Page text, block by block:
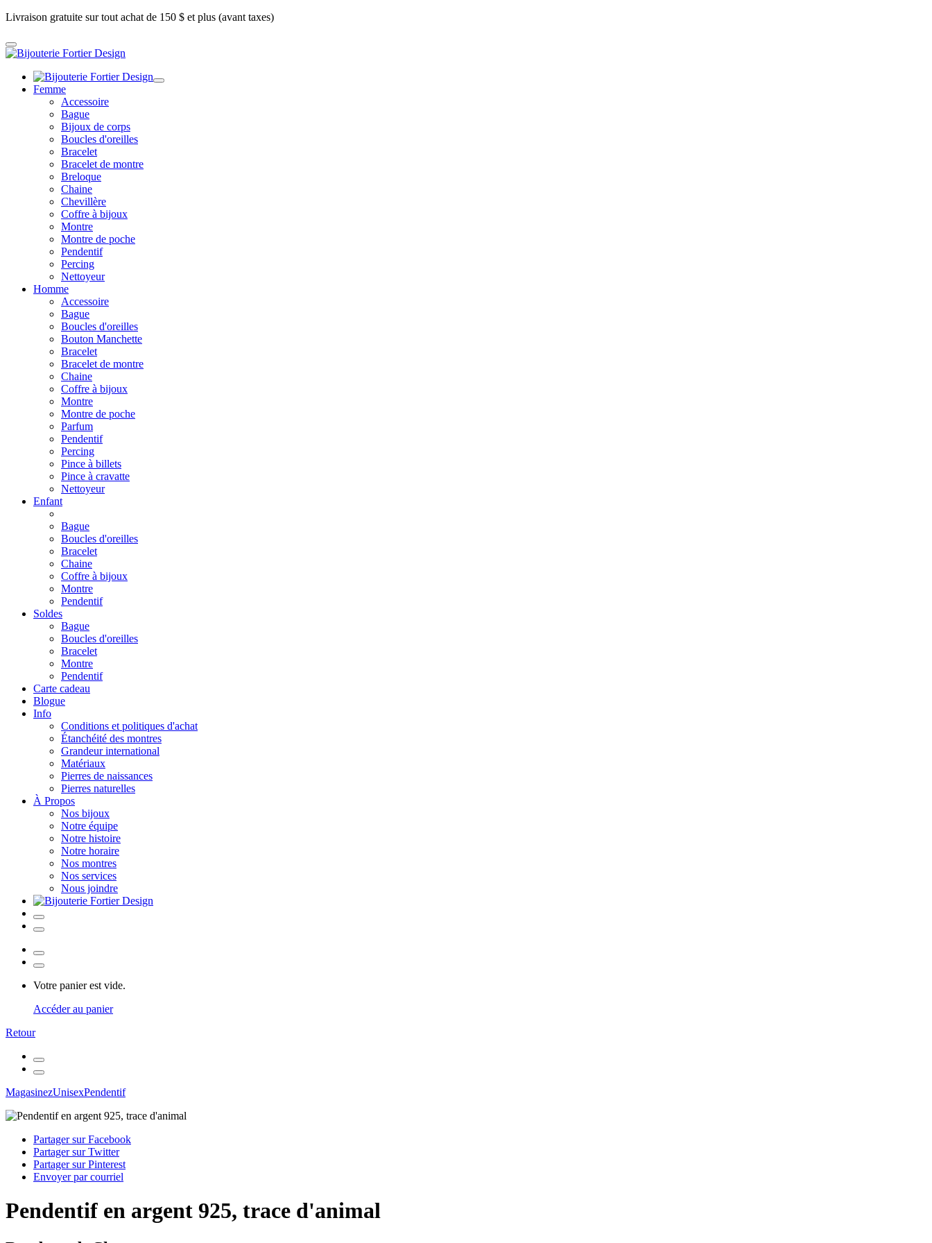
Livraison gratuite sur tout achat de 150 $ et plus (avant taxes)
Femme
Accessoire
Bague
Bijoux de corps
Boucles d'oreilles
Bracelet
Bracelet de montre
Breloque
Chaine
Chevillère
Coffre à bijoux
Montre
Montre de poche
Pendentif
Percing
Nettoyeur
Homme
Accessoire
Bague
Boucles d'oreilles
Bouton Manchette
Bracelet
Bracelet de montre
Chaine
Coffre à bijoux
Montre
Montre de poche
Parfum
Pendentif
Percing
Pince à billets
Pince à cravatte
Nettoyeur
Enfant
Bague
Boucles d'oreilles
Bracelet
Chaine
Coffre à bijoux
Montre
Pendentif
Soldes
Bague
Boucles d'oreilles
Bracelet
Montre
Pendentif
Carte cadeau
Blogue
Info
Conditions et politiques d'achat
Étanchéité des montres
Grandeur international
Matériaux
Pierres de naissances
Pierres naturelles
À Propos
Nos bijoux
Notre équipe
Notre histoire
Notre horaire
Nos montres
Nos services
Nous joindre
Votre panier est vide.
Accéder au panier
Retour
MagasinezUnisexPendentif
Partager sur Facebook
Partager sur Twitter
Partager sur Pinterest
Envoyer par courriel
Pendentif en argent 925, trace d'animal